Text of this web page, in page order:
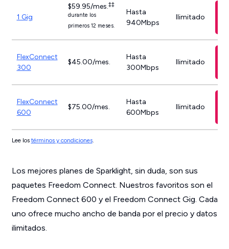
1 Gig
$59.95/mes.‡‡
durante los
primeros 12 meses.
Hasta
940Mbps
Ilimitado
FlexConnect
300
$45.00/mes.
Hasta
300Mbps
Ilimitado
FlexConnect
600
$75.00/mes.
Hasta
600Mbps
Ilimitado
Lee los términos y condiciones.
Los mejores planes de Sparklight, sin duda, son sus
paquetes Freedom Connect. Nuestros favoritos son el
Freedom Connect 600 y el Freedom Connect Gig. Cada
uno ofrece mucho ancho de banda por el precio y datos
ilimitados.